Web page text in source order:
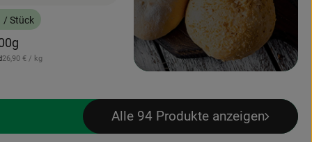
/ Stück
, Referenzpreis:
26,90 € / kg
Alle 94 Produkte anzeigen